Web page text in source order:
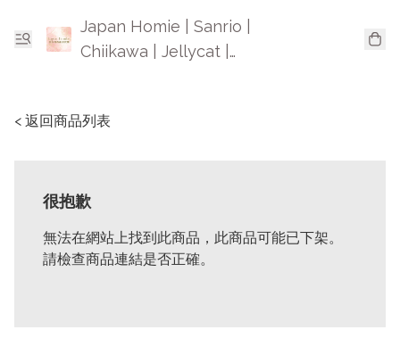
Japan Homie | Sanrio |
Chiikawa | Jellycat |
< 返回商品列表
很抱歉
無法在網站上找到此商品，此商品可能已下架。
請檢查商品連結是否正確。